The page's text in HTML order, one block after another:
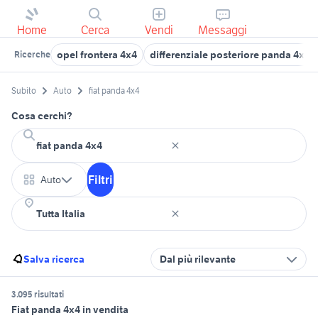
Home Cerca Vendi Messaggi
Ricerche opel frontera 4x4 differenziale posteriore panda 4x4
Subito Auto fiat panda 4x4
Cosa cerchi?
Auto Filtri
Salva ricerca Dal più rilevante
3.095 risultati
Fiat panda 4x4 in vendita